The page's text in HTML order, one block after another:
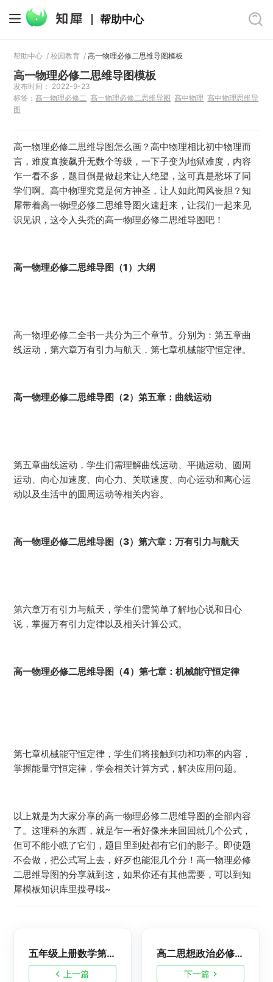
帮助中心
帮助中心 /校园教育 /高一物理必修二思维导图模板
高一物理必修二思维导图模板
发布时间： 2022-9-23
标签：高一物理必修二 高一物理必修二思维导图 高中物理 高中物理思维导
图
高一物理必修二思维导图怎么画？高中物理相比初中物理而
言，难度直接飙升无数个等级，一下子变为地狱难度，内容
乍一看不多，题目倒是做起来让人绝望，这可真是愁坏了同
学们啊。高中物理究竟是何方神圣，让人如此闻风丧胆？知
犀带着高一物理必修二思维导图火速赶来，让我们一起来见
识见识，这令人头秃的高一物理必修二思维导图吧！
高一物理必修二思维导图（1）大纲
高一物理必修二全书一共分为三个章节。分别为：第五章曲
线运动，第六章万有引力与航天，第七章机械能守恒定律。
高一物理必修二思维导图（2）第五章：曲线运动
第五章曲线运动，学生们需理解曲线运动、平抛运动、圆周
运动、向心加速度、向心力、关联速度、向心运动和离心运
动以及生活中的圆周运动等相关内容。
高一物理必修二思维导图（3）第六章：万有引力与航天
第六章万有引力与航天，学生们需简单了解地心说和日心
说，掌握万有引力定律以及相关计算公式。
高一物理必修二思维导图（4）第七章：机械能守恒定律
第七章机械能守恒定律，学生们将接触到功和功率的内容，
掌握能量守恒定律，学会相关计算方式，解决应用问题。
以上就是为大家分享的高一物理必修二思维导图的全部内容
了。这理科的东西，就是乍一看好像来来回回就几个公式，
但可不能小瞧了它们，题目里到处都有它们的影子。即使题
不会做，把公式写上去，好歹也能混几个分！高一物理必修
二思维导图的分享就到这，如果你还有其他需要，可以到知
犀模板知识库里搜寻哦~
上一篇
五年级上册数学第一单元思维导图模板
下一篇
高二思想政治必修四思维导图模板